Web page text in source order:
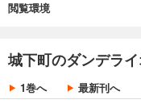
閲覧環境
城下町のダンデラ
1巻へ 最新刊へ